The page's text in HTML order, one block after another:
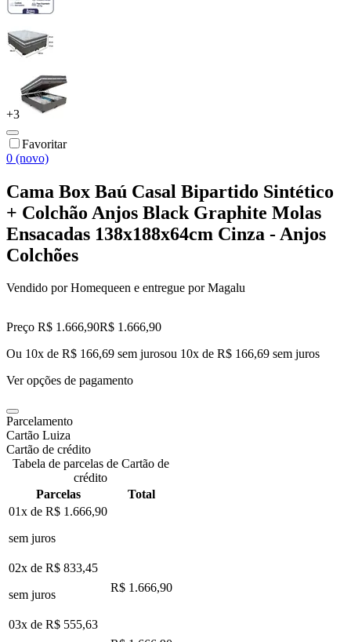
+3
Favoritar
0 (novo)
Cama Box Baú Casal Bipartido Sintético
+ Colchão Anjos Black Graphite Molas
Ensacadas 138x188x64cm Cinza - Anjos
Colchões
Vendido porHomequeen e entregue por Magalu
Preço R$ 1.666,90R$ 1.666,90
Ou 10x de R$ 166,69 sem jurosou 10x de R$ 166,69 sem juros
Ver opções de pagamento
Parcelamento
Cartão Luiza
Cartão de crédito
Tabela de parcelas de Cartão de
crédito
Parcelas
Total
01x de R$ 1.666,90
sem juros
02x de R$ 833,45
sem juros
R$ 1.666,90
03x de R$ 555,63